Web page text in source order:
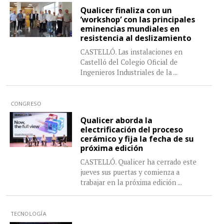
Qualicer finaliza con un
‘workshop’ con las principales
eminencias mundiales en
resistencia al deslizamiento
CASTELLÓ. Las instalaciones en
Castelló del Colegio Oficial de
Ingenieros Industriales de la ...
CONGRESO
Qualicer aborda la
electrificación del proceso
cerámico y fija la fecha de su
próxima edición
CASTELLÓ. Qualicer ha cerrado este
jueves sus puertas y comienza a
trabajar en la próxima edición ...
TECNOLOGÍA